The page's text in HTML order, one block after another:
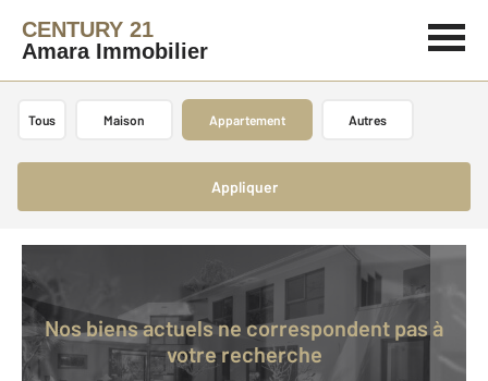
CENTURY 21
Amara Immobilier
Tous Maison Appartement Autres
Appliquer
Nos biens actuels ne correspondent pas à
votre recherche